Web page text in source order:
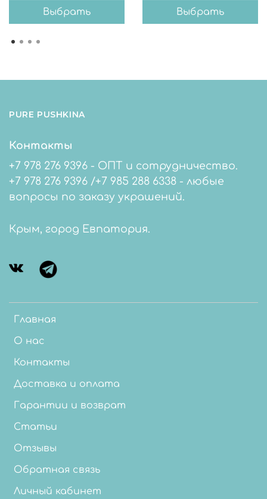
Выбрать Выбрать
PURE PUSHKINA
Главная
О нас
Контакты
Доставка и оплата
Гарантии и возврат
Статьи
Отзывы
Обратная связь
Личный кабинет
Контакты
+7 978 276 9396 - ОПТ и сотрудничество.
+7 978 276 9396 /+7 985 288 6338 - любые
вопросы по заказу украшений.
Крым, город Евпатория.